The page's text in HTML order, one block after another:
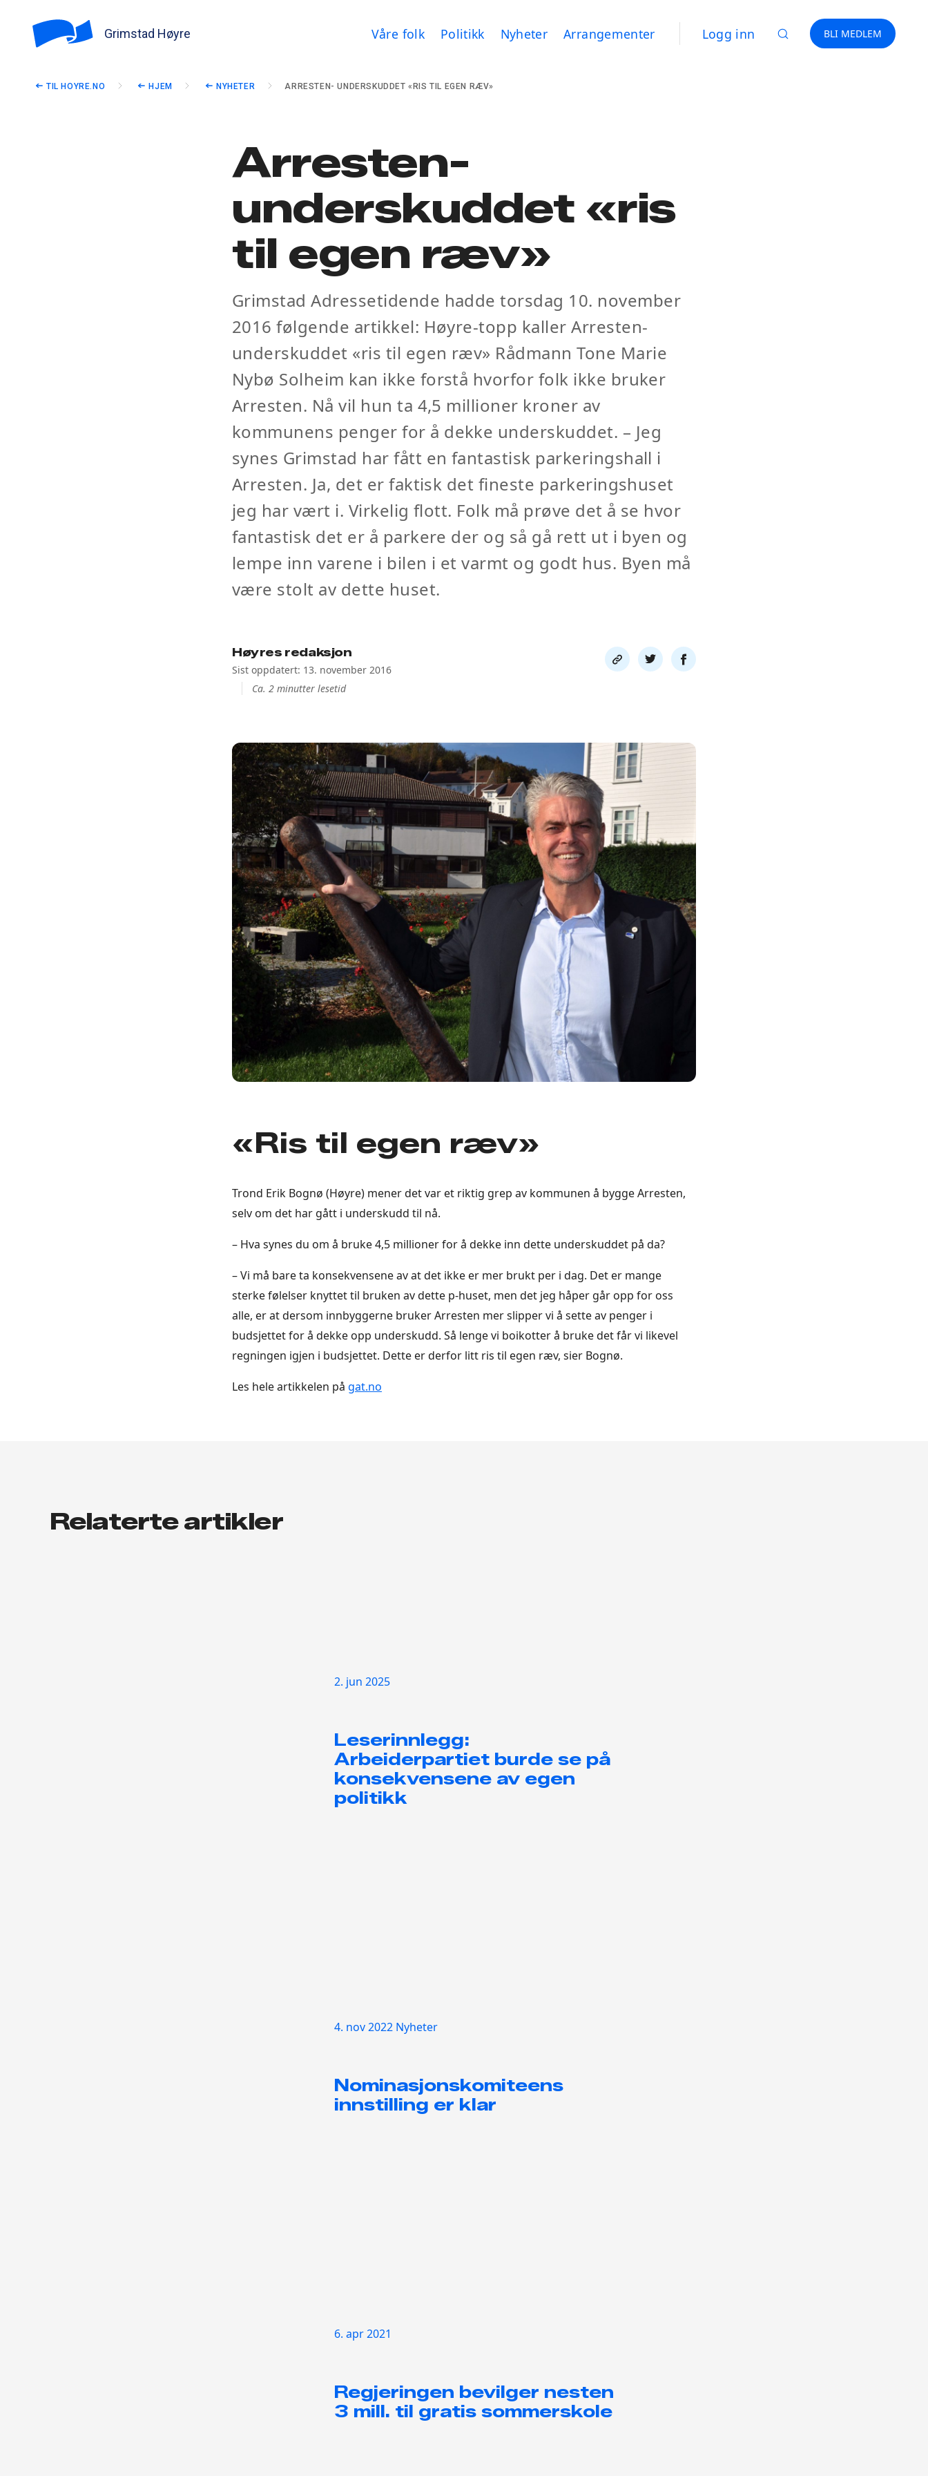
Grimstad Høyre Våre folk Politikk Nyheter Arrangementer Logg inn BLI MEDLEM
TIL HOYRE.NO HJEM NYHETER ARRESTEN- UNDERSKUDDET «RIS TIL EGEN RÆV»
Arresten-
underskuddet «ris
til egen ræv»
Grimstad Adressetidende hadde torsdag 10. november
2016 følgende artikkel: Høyre-topp kaller Arresten-
underskuddet «ris til egen ræv» Rådmann Tone Marie
Nybø Solheim kan ikke forstå hvorfor folk ikke bruker
Arresten. Nå vil hun ta 4,5 millioner kroner av
kommunens penger for å dekke underskuddet. – Jeg
synes Grimstad har fått en fantastisk parkeringshall i
Arresten. Ja, det er faktisk det fineste parkeringshuset
jeg har vært i. Virkelig flott. Folk må prøve det å se hvor
fantastisk det er å parkere der og så gå rett ut i byen og
lempe inn varene i bilen i et varmt og godt hus. Byen må
være stolt av dette huset.
Høyres redaksjon
Sist oppdatert: 13. november 2016
Ca. 2 minutter lesetid
Del
link
Del
på
Del
på
«Ris til egen ræv»
Trond Erik Bognø (Høyre) mener det var et riktig grep av kommunen å bygge Arresten,
selv om det har gått i underskudd til nå.
– Hva synes du om å bruke 4,5 millioner for å dekke inn dette underskuddet på da?
– Vi må bare ta konsekvensene av at det ikke er mer brukt per i dag. Det er mange
sterke følelser knyttet til bruken av dette p-huset, men det jeg håper går opp for oss
alle, er at dersom innbyggerne bruker Arresten mer slipper vi å sette av penger i
budsjettet for å dekke opp underskudd. Så lenge vi boikotter å bruke det får vi likevel
regningen igjen i budsjettet. Dette er derfor litt ris til egen ræv, sier Bognø.
Les hele artikkelen på gat.no
Relaterte artikler
2. jun 2025
Leserinnlegg:
Arbeiderpartiet burde se på
konsekvensene av egen
politikk
4. nov 2022 Nyheter
Nominasjonskomiteens
innstilling er klar
6. apr 2021
Regjeringen bevilger nesten
3 mill. til gratis sommerskole